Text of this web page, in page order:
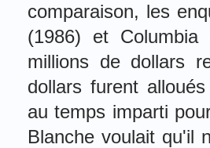
comparaison, les
(1986) et
millions de dollars
dollars furent
au temps imparti
Blanche voulait qu'il